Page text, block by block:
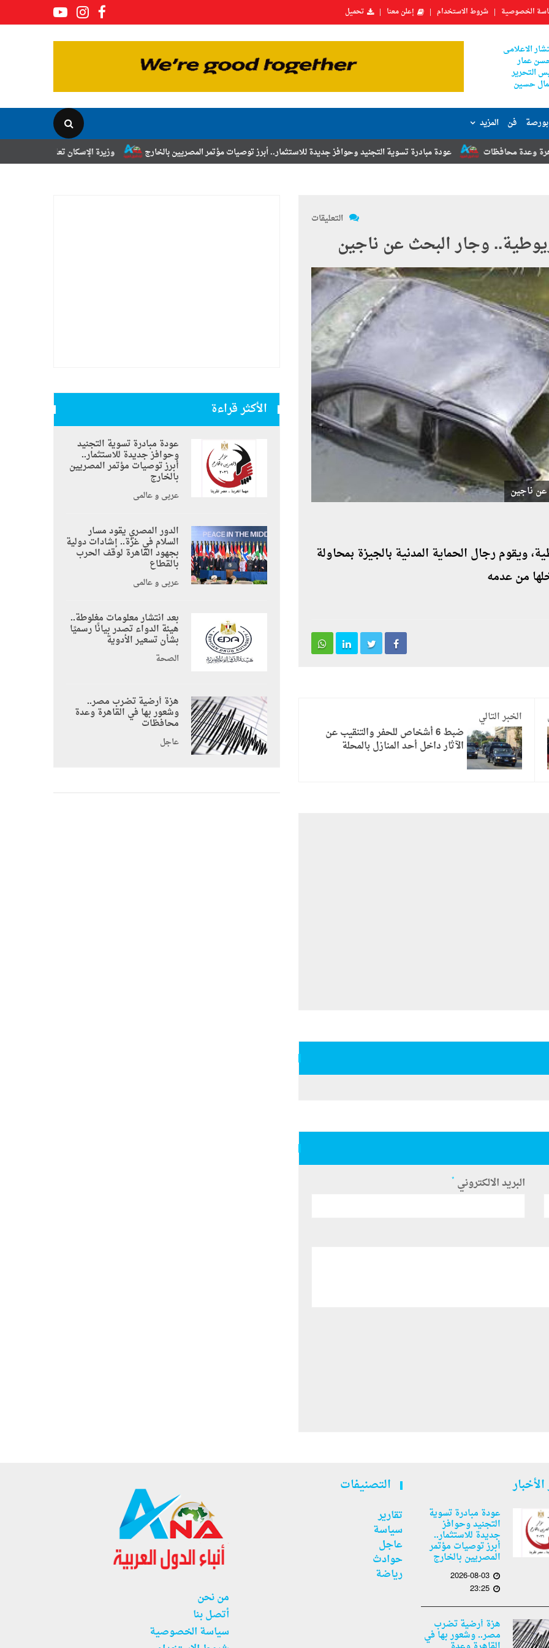
الخصوصية شروط الاستخدام إعلن معنا تحميل
الاعلامى
عمار
التحرير
حسين
فن المزيد
وزيرة الإسكان تعلن نتائج قرعة تخصيص أراضي عودة مبادرة تسوية التجنيد وحوافز جديدة للاستثمار.. أبرز توصيات مؤتمر المصريين بالخارج
التعليقات
وجار البحث عن ناجين
ناجين
ويقوم رجال الحماية المدنية بالجيزة بمحاولة
من عدمه
الخبر التالي
ضبط 6 أشخاص للحفر والتنقيب عن
الآثار داخل أحد المنازل بالمحلة
البريد الالكتروني *
الأكثر قراءة
عودة مبادرة تسوية التجنيد
وحوافز جديدة للاستثمار..
أبرز توصيات مؤتمر المصريين
بالخارج
عربي و عالمي
الدور المصري يقود مسار
السلام في غزة.. إشادات دولية
بجهود القاهرة لوقف الحرب
بالقطاع
عربي و عالمي
بعد انتشار معلومات مغلوطة..
هيئة الدواء تصدر بيانًا رسميًا
بشأن تسعير الأدوية
الصحة
هزة أرضية تضرب مصر..
وشعور بها في القاهرة وعدة
محافظات
عاجل
عودة مبادرة تسوية
التجنيد وحوافز
جديدة للاستثمار..
أبرز توصيات مؤتمر
المصريين بالخارج
2026-08-03
23:25
هزة أرضية تضرب
مصر.. وشعور بها في
التصنيفات
تقارير
سياسة
عاجل
حوادث
رياضة
من نحن
أتصل بنا
سياسة الخصوصية